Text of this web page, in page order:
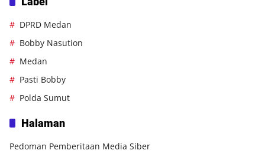
DPRD Medan
Bobby Nasution
Medan
Pasti Bobby
Polda Sumut
Halaman
Pedoman Pemberitaan Media Siber